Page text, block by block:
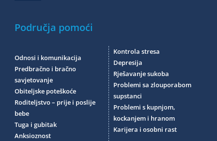
Video predavanja
O savjetovalištu
Područja pomoći
Odnosi i komunikacija
Predbračno i bračno
savjetovanje
Obiteljske poteškoće
Roditeljstvo – prije i poslije
bebe
Tuga i gubitak
Anksioznost
Kontrola stresa
Depresija
Rješavanje sukoba
Problemi sa zlouporabom
supstanci
Problemi s kupnjom,
kockanjem i hranom
Karijera i osobni rast